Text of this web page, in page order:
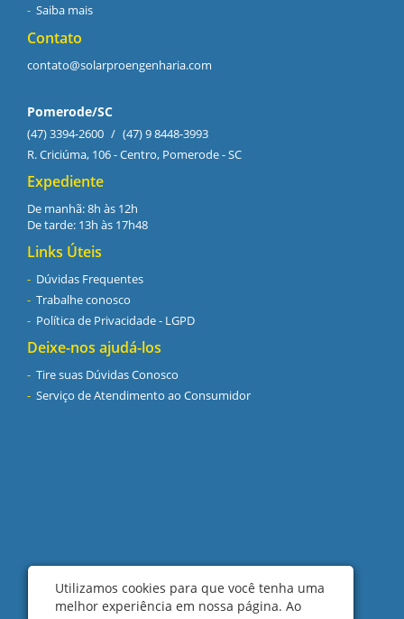
Saiba mais
Contato
contato@solarproengenharia.com
Pomerode/SC
(47) 3394-2600 / (47) 9 8448-3993
R. Criciúma, 106 - Centro, Pomerode - SC
Expediente
De manhã: 8h às 12h
De tarde: 13h às 17h48
Links Úteis
Dúvidas Frequentes
Trabalhe conosco
Política de Privacidade - LGPD
Deixe-nos ajudá-los
Tire suas Dúvidas Conosco
Serviço de Atendimento ao Consumidor
Utilizamos cookies para que você tenha uma
melhor experiência em nossa página. Ao